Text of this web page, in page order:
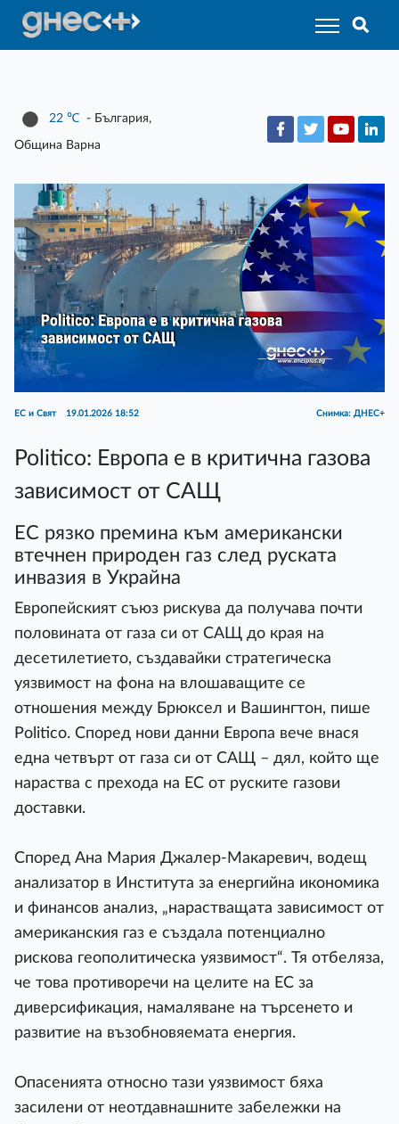
22 ℃ - България,
Община Варна
ЕС и Свят 19.01.2026 18:52 Снимка: ДНЕС+
Politico: Европа е в критична газова
зависимост от САЩ
ЕС рязко премина към американски
втечнен природен газ след руската
инвазия в Украйна
Европейският съюз рискува да получава почти
половината от газа си от САЩ до края на
десетилетието, създавайки стратегическа
уязвимост на фона на влошаващите се
отношения между Брюксел и Вашингтон, пише
Politico. Според нови данни Европа вече внася
една четвърт от газа си от САЩ – дял, който ще
нараства с прехода на ЕС от руските газови
доставки.
Според Ана Мария Джалер-Макаревич, водещ
анализатор в Института за енергийна икономика
и финансов анализ, „нарастващата зависимост от
американския газ е създала потенциално
рискова геополитическа уязвимост“. Тя отбеляза,
че това противоречи на целите на ЕС за
диверсификация, намаляване на търсенето и
развитие на възобновяемата енергия.
Опасенията относно тази уязвимост бяха
засилени от неотдавнашните забележки на